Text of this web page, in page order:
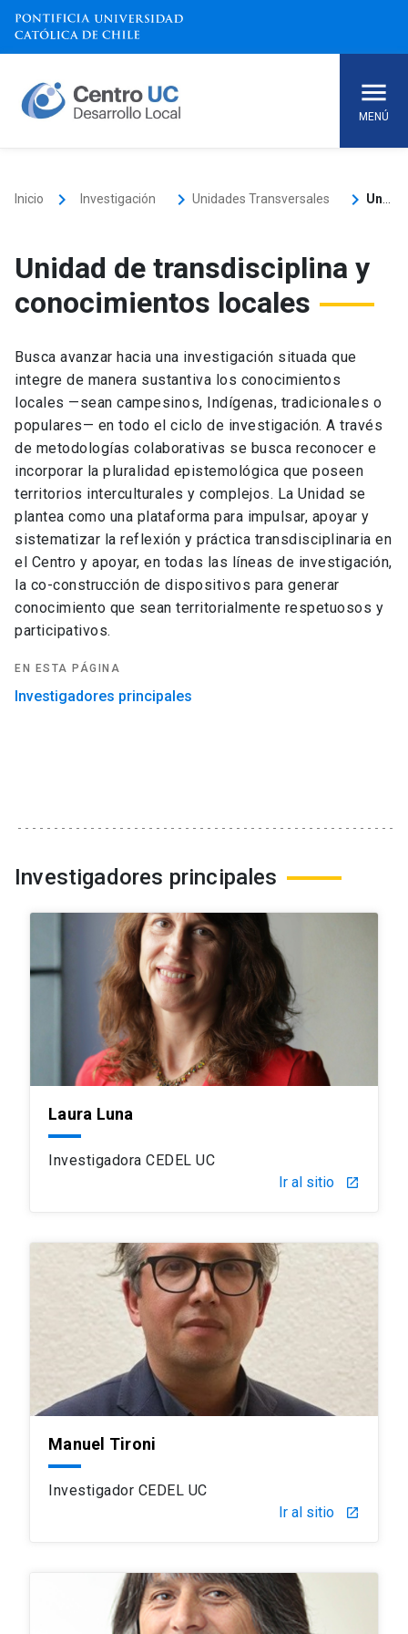
Skip
content
MENÚ
Inicio keyboard_arrow_right Investigación keyboard_arrow_right Unidades Transversales keyboard_arrow_right
Unidad de transdisciplina y
conocimientos locales
Busca avanzar hacia una investigación situada que
integre de manera sustantiva los conocimientos
locales —sean campesinos, Indígenas, tradicionales o
populares— en todo el ciclo de investigación. A través
de metodologías colaborativas se busca reconocer e
incorporar la pluralidad epistemológica que poseen
territorios interculturales y complejos. La Unidad se
plantea como una plataforma para impulsar, apoyar y
sistematizar la reflexión y práctica transdisciplinaria en
el Centro y apoyar, en todas las líneas de investigación,
la co-construcción de dispositivos para generar
conocimiento que sean territorialmente respetuosos y
participativos.
EN ESTA PÁGINA
Investigadores principales
Investigadores principales
Laura Luna
Investigadora CEDEL UC
Ir al sitio
launch
Manuel Tironi
Investigador CEDEL UC
Ir al sitio
launch